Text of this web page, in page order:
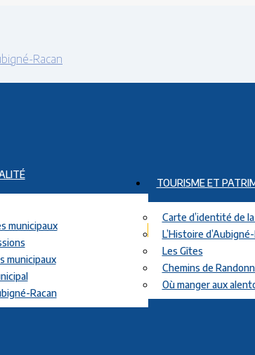
municipaux
municipaux
Racan
TOURISME ET
Carte d’identité de
L’Histoire
Les Gîtes
Chemins de
Où manger aux